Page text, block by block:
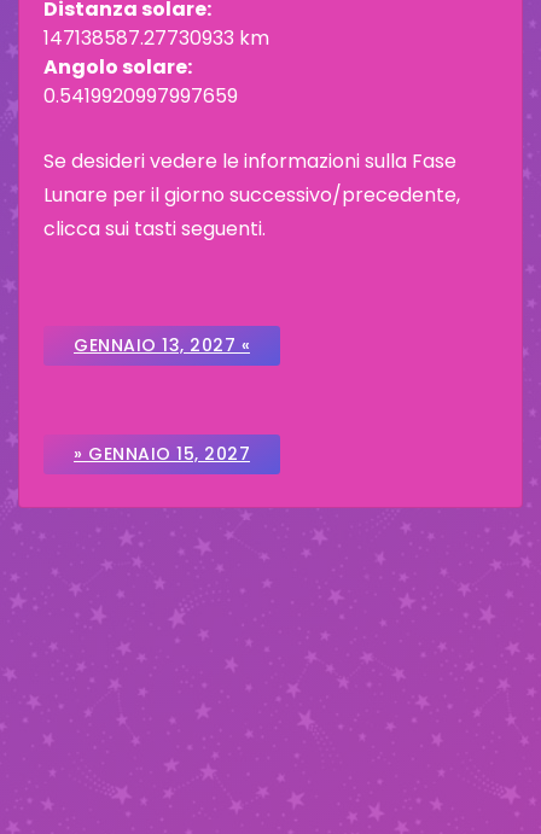
Distanza solare:
147138587.27730933 km
Angolo solare:
0.5419920997997659
Se desideri vedere le informazioni sulla Fase
Lunare per il giorno successivo/precedente,
clicca sui tasti seguenti.
GENNAIO 13, 2027 «
» GENNAIO 15, 2027